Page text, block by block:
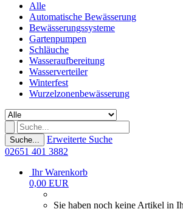
Alle
Automatische Bewässerung
Bewässerungssysteme
Gartenpumpen
Schläuche
Wasseraufbereitung
Wasserverteiler
Winterfest
Wurzelzonenbewässerung
Suche...
Erweiterte Suche
02651 401 3882
Ihr Warenkorb
0,00 EUR
Sie haben noch keine Artikel in